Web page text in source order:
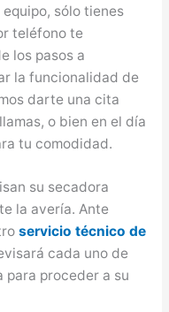
sólo tienes
teléfono te
los pasos a
la funcionalidad de
darte una cita
o bien en el día
tu comodidad.
su secadora
la avería. Ante
servicio técnico de
cada uno de
para proceder a su